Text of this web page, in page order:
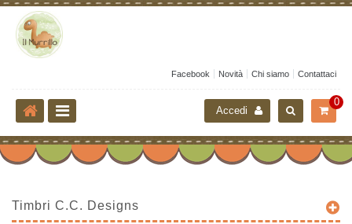
Facebook Novità Chi siamo Contattaci
0
Accedi
Timbri C.C. Designs